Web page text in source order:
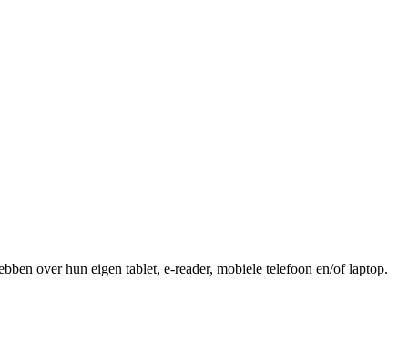
over hun eigen tablet, e-reader, mobiele telefoon en/of laptop.